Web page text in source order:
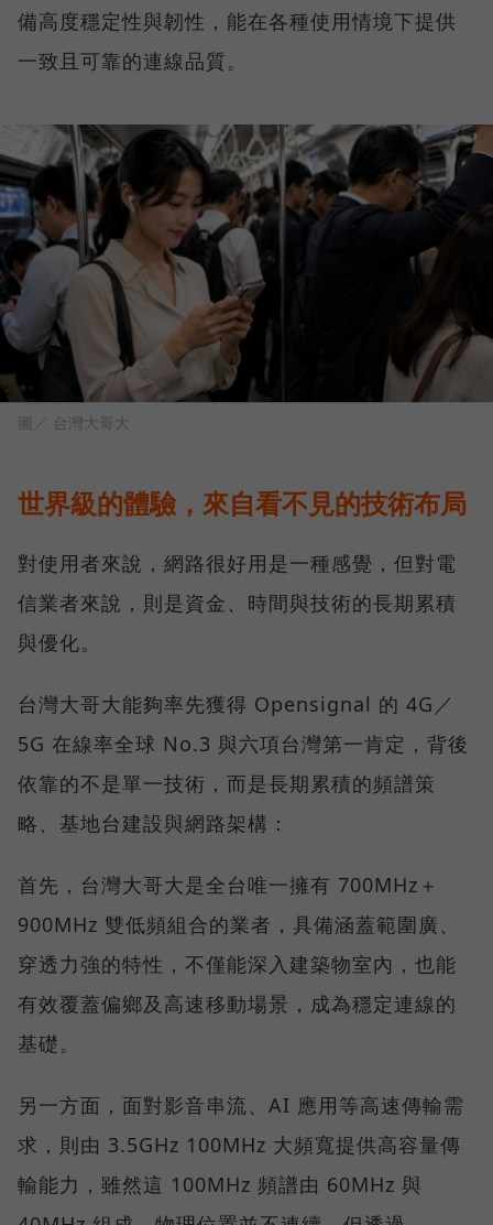
備高度穩定性與韌性，能在各種使用情境下提供
一致且可靠的連線品質。
圖／ 台灣大哥大
世界級的體驗，來自看不見的技術布局
對使用者來說，網路很好用是一種感覺，但對電
信業者來說，則是資金、時間與技術的長期累積
與優化。
台灣大哥大能夠率先獲得 Opensignal 的 4G／
5G 在線率全球 No.3 與六項台灣第一肯定，背後
依靠的不是單一技術，而是長期累積的頻譜策
略、基地台建設與網路架構：
首先，台灣大哥大是全台唯一擁有 700MHz＋
900MHz 雙低頻組合的業者，具備涵蓋範圍廣、
穿透力強的特性，不僅能深入建築物室內，也能
有效覆蓋偏鄉及高速移動場景，成為穩定連線的
基礎。
另一方面，面對影音串流、AI 應用等高速傳輸需
求，則由 3.5GHz 100MHz 大頻寬提供高容量傳
輸能力，雖然這 100MHz 頻譜由 60MHz 與